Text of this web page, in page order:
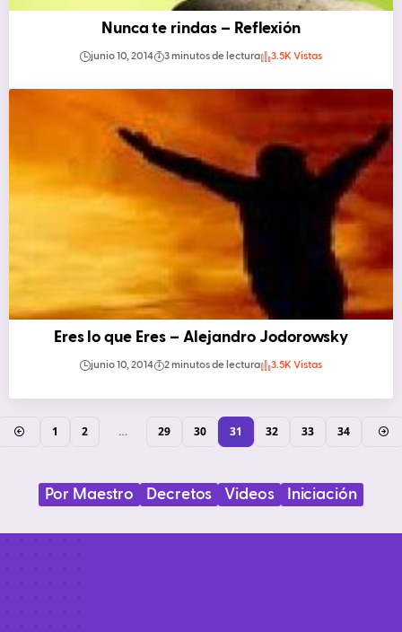
Nunca te rindas – Reflexión
junio 10, 2014 3 minutos de lectura 3.5K Vistas
Eres lo que Eres – Alejandro Jodorowsky
junio 10, 2014 2 minutos de lectura 3.5K Vistas
1 2 … 29 30 31 32 33 34
Por Maestro Decretos Videos Iniciación